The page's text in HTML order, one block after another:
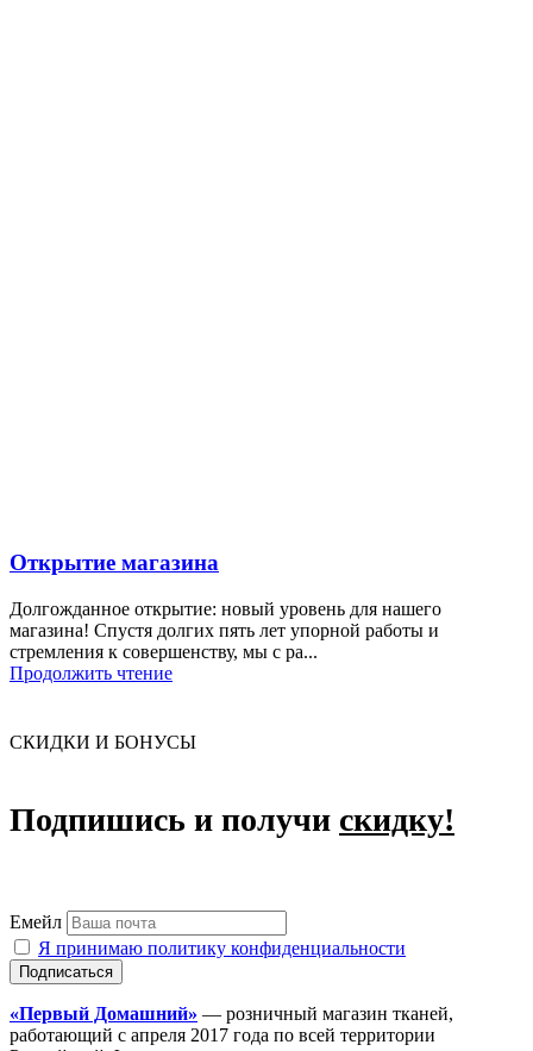
Открытие магазина
Долгожданное открытие: новый уровень для нашего
магазина! Спустя долгих пять лет упорной работы и
стремления к совершенству, мы с ра...
Продолжить чтение
СКИДКИ И БОНУСЫ
Подпишись и получи скидку!
Емейл
Я принимаю политику конфиденциальности
«Первый Домашний» — розничный магазин тканей,
работающий с апреля 2017 года по всей территории